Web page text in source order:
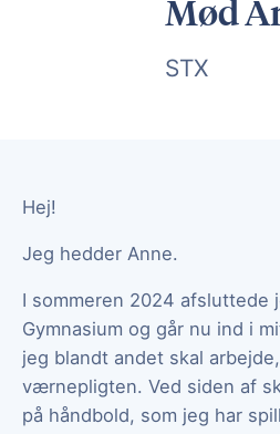
Mød
STX
Hej!
Jeg hedder Anne.
I sommeren 2024 afsluttede
Gymnasium og går nu ind i
jeg blandt andet skal
værnepligten. Ved siden af
på håndbold, som jeg har